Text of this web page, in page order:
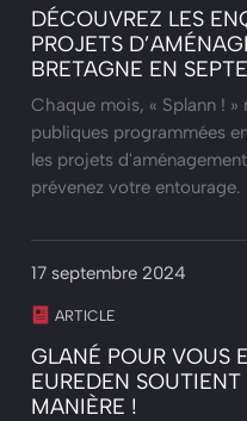
DÉCOUVREZ LES
PROJETS
BRETAGNE EN
Chaque mois, « Splann !
publiques programmées
les projets
prévenez votre entourage.
17 septembre 2024
ARTICLE
GLANÉ POUR VOUS
EUREDEN
MANIÈRE !